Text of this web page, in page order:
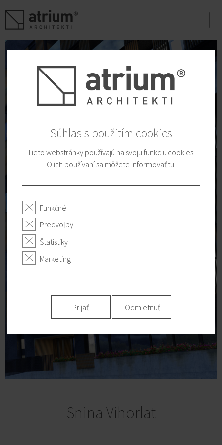
+
Snina Vihorlat
Súhlas s použitím cookies
Tieto webstránky používajú na svoju funkciu cookies.
O ich používaní sa môžete informovať tu
Funkčné
Predvoľby
Štatistiky
Marketing
Prijať Odmietnuť